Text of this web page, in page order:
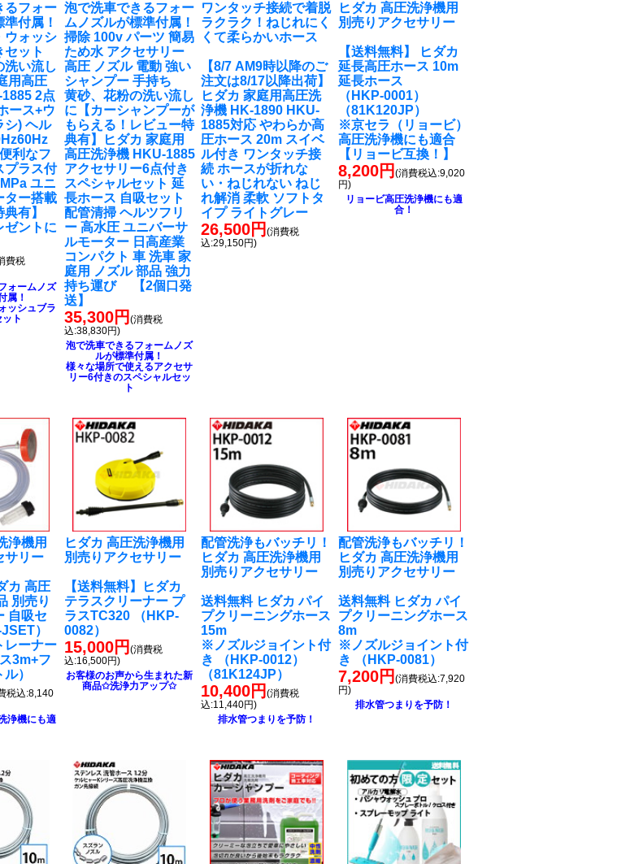
るフォー
付属！
ウォッシ
セット
洗い流し
用高圧
2点
ース+ウ
シ) ヘル
利なフ
プラス付
ユニ
ター搭載
有】
ゼントに
費税
ォームノズ
属！
ッシュブラ
ト
泡で洗車できるフォー
ムノズルが標準付属！
掃除 100v パーツ 簡易
ため水 アクセサリー
高圧 ノズル 電動 強い
シャンプー 手持ち
黄砂、花粉の洗い流し
に 【カーシャンプーが
もらえる！レビュー特
典有】ヒダカ 家庭用
高圧洗浄機 HKU-1885
アクセサリー6点付き
スペシャルセット 延
長ホース 自吸セット
配管清掃 ヘルツフリ
ー 高水圧 ユニバーサ
ルモーター 日高産業
コンパクト 車 洗車 家
庭用 ノズル 部品 強力
持ち運び 【2個口発
送】
35,300円 (消費税
込:38,830円)
泡で洗車できるフォームノズ
ルが標準付属！
様々な場所で使えるアクセサ
リー6付きのスペシャルセッ
ト
ワンタッチ接続で着脱
ラクラク！ねじれにく
くて柔らかいホース
【8/7 AM9時以降のご
注文は8/17以降出荷】
ヒダカ 家庭用高圧洗
浄機 HK-1890 HKU-
1885対応 やわらか高
圧ホース 20m スイベ
ル付き ワンタッチ接
続 ホースが折れな
い・ねじれない ねじ
れ解消 柔軟 ソフトタ
イプ ライトグレー
26,500円(消費税
込:29,150円)
ヒダカ 高圧洗浄機用
別売りアクセサリー
【送料無料】 ヒダカ
延長高圧ホース 10m
延長ホース
（HKP-0001）
（81K120JP）
※京セラ（リョービ）
高圧洗浄機にも適合
【リョービ互換！】
8,200円(消費税込:9,020
円)
リョービ高圧洗浄機にも適
合！
浄機用
サリー
カ 高圧
別売り
自吸セ
）
レーナー
3m+フ
）
税込:8,140
浄機にも適
ヒダカ 高圧洗浄機用
別売りアクセサリー
【送料無料】ヒダカ
テラスクリーナー プ
ラスTC320 （HKP-
0082）
15,000円 (消費税
込:16,500円)
お客様のお声から生まれた新
商品✩洗浄力アップ✩
配管洗浄もバッチリ！
ヒダカ 高圧洗浄機用
別売りアクセサリー
送料無料 ヒダカ パイ
プクリーニングホース
15m
※ノズルジョイント付
き （HKP-0012）
（81K124JP）
10,400円(消費税
込:11,440円)
排水管つまりを予防！
配管洗浄もバッチリ！
ヒダカ 高圧洗浄機用
別売りアクセサリー
送料無料 ヒダカ パイ
プクリーニングホース
8m
※ノズルジョイント付
き （HKP-0081）
7,200円(消費税込:7,920
円)
排水管つまりを予防！